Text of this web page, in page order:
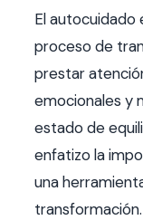
El autocuidado
proceso de
prestar
emocionales y
estado de
enfatizo la
una